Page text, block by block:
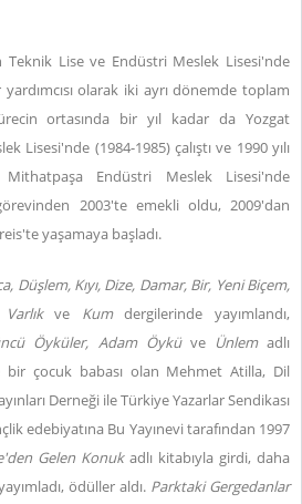
Lise ve Endüstri Meslek Lisesi'nde
olarak iki ayrı dönemde toplam
ortasında bir yıl kadar da Yozgat
Lisesi'nde (1984-1985) çalıştı ve 1990 yılı
Endüstri Meslek Lisesi'nde
2003'te emekli oldu, 2009'dan
yaşamaya başladı.
Düşlem, Kıyı, Dize, Damar, Bir, Yeni Biçem,
ve Kumdergilerinde yayımlandı,
Öyküler, Adam Öykü ve Ünlemadlı
bir çocuk babası olan Mehmet Atilla, Dil
Derneği ile Türkiye Yazarlar Sendikası
edebiyatına Bu Yayınevi tarafından 1997
Gelen Konukadlı kitabıyla girdi, daha
ödüller aldı. Parktaki Gergedanlar